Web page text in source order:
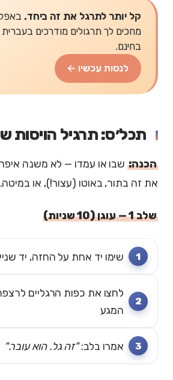
קל יותר לתרגל את זה ביחד.
בחינם.
לנסות עכשיו ←
תכל׳ס: תרגיל הויסות של 90
הכנה:שבו או עמדו — לא משנה
את זה בתור, באוטו (עצור!), או במיטה.
שלב 1 — עוגן (10 שניות)
שימו יד אחת על החזה, יד
לחצו את כפות הרגליים
המגע
אמרו בלב:"זה גל. הוא עובר."